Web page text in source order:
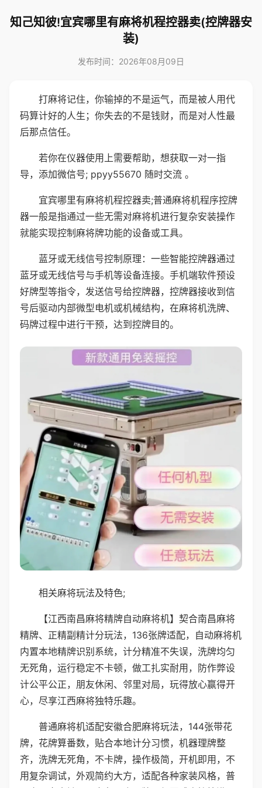
知己知彼!宜宾哪里有麻将机程控器卖(控牌器安
装)
发布时间：2026年08月09日
打麻将记住，你输掉的不是运气，而是被人用代
码算计好的人生；你失去的不是钱财，而是对人性最
后那点信任。
若你在仪器使用上需要帮助，想获取一对一指
导，添加微信号; ppyy55670 随时交流 。
宜宾哪里有麻将机程控器卖;普通麻将机程序控牌
器一般是指通过一些无需对麻将机进行复杂安装操作
就能实现控制麻将牌功能的设备或工具。
蓝牙或无线信号控制原理：一些智能控牌器通过
蓝牙或无线信号与手机等设备连接。手机端软件预设
好牌型等指令，发送信号给控牌器，控牌器接收到信
号后驱动内部微型电机或机械结构，在麻将机洗牌、
码牌过程中进行干预，达到控牌目的。
相关麻将玩法及特色;
【江西南昌麻将精牌自动麻将机】契合南昌麻将
精牌、正精副精计分玩法，136张牌适配，自动麻将机
内置本地精牌识别系统，计分精准不失误，洗牌均匀
无死角，运行稳定不卡顿，做工扎实耐用，防作弊设
计公平公正，朋友休闲、邻里对局，玩得放心赢得开
心，尽享江西麻将独特乐趣。
普通麻将机适配安徽合肥麻将玩法，144张带花
牌，花牌算番数，贴合本地计分习惯，机器理牌整
齐，洗牌无死角，不卡牌，操作极简，开机即用，不
用复杂调试，外观简约大方，适配各种家装风格，普